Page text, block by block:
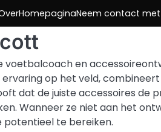
HomepaginaNeem contact
voetbalcoach en
op het veld,
dat de juiste accessoires de
Wanneer ze niet aan het
potentieel te bereiken.